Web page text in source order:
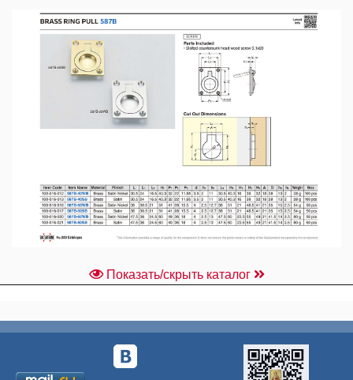
Показать/скрыть каталог